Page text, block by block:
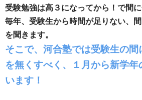
受験勉強は高３になってから！で間
毎年、受験生から時間が足りない、
を聞きます。
そこで、河合塾では受験生の
を無くすべく、１月から新学
います！